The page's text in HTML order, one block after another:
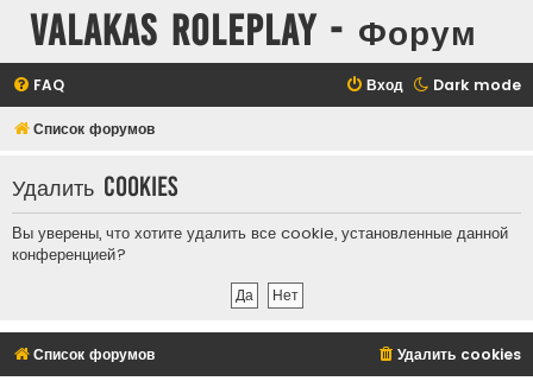
Valakas Roleplay - Форум
Dark mode
FAQ Вход
Список форумов
Удалить cookies
Вы уверены, что хотите удалить все cookie, установленные данной
конференцией?
Список форумов Удалить cookies